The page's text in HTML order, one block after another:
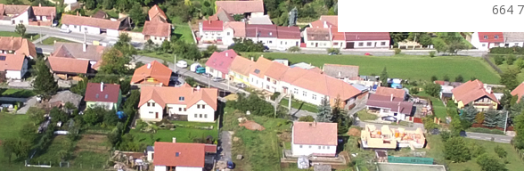
664